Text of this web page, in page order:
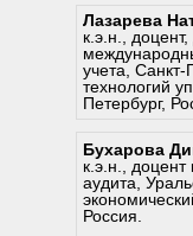
1.
3.
2.
4.
5.
Лазарева
к.э.н.,
учета, Санкт-
технологий
Петербург,
Бухарова
к.э.н., доцент
аудита,
Россия.